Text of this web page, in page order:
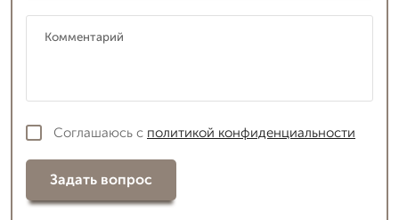
Соглашаюсь с политикой конфиденциальности
Задать вопрос